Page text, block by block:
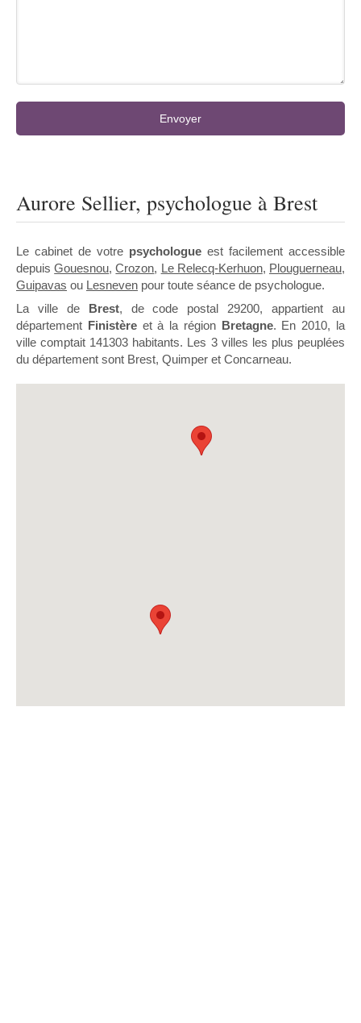
Envoyer
Aurore Sellier, psychologue à Brest
Le cabinet de votre psychologue est facilement accessible
depuisGouesnou,Crozon, Le Relecq-Kerhuon, Plouguerneau,
Guipavas ou Lesneven pour toute séance de psychologue.
La ville de Brest, de code postal 29200, appartient au
département Finistèreet à la région Bretagne. En 2010, la
ville comptait 141303 habitants. Les 3 villes les plus peuplées
du département sont Brest, Quimper et Concarneau.